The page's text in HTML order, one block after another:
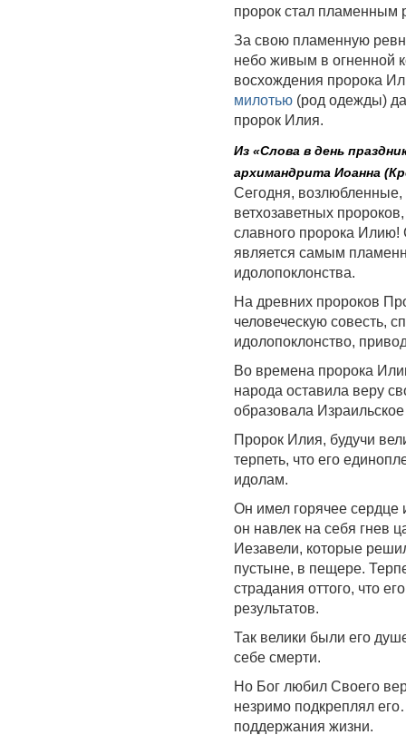
пророк стал пламенным
За свою пламенную
небо живым в огненной
восхождения пророка
милотью (род одежды)
пророк Илия.
Из «Слова в день
архимандрита Иоанна
Сегодня,
ветхозаветных
славного пророка Илию!
является самым
идолопоклонства.
На древних пророков
человеческую совесть,
идолопоклонство,
Во времена пророка
народа оставила веру
образовала
Пророк Илия, будучи
терпеть, что его
идолам.
Он имел горячее сердце
он навлек на себя гнев
Иезавели, которые
пустыне, в пещере.
страдания оттого, что
результатов.
Так велики были его
себе смерти.
Но Бог любил Своего
незримо подкреплял
поддержания жизни.